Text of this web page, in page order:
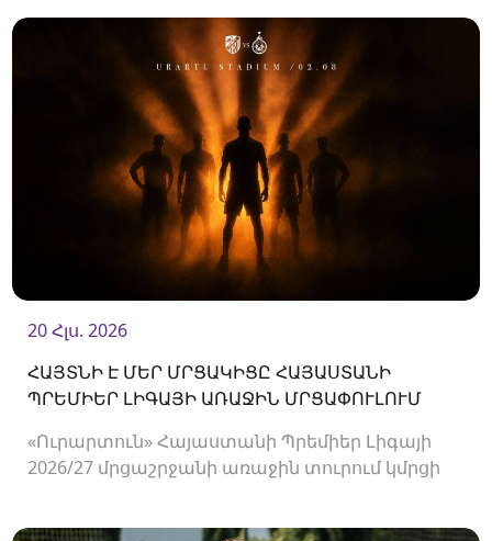
20 Հլս. 2026
ՀԱՅՏՆԻ Է ՄԵՐ ՄՐՑԱԿԻՑԸ ՀԱՅԱՍՏԱՆԻ
ՊՐԵՄԻԵՐ ԼԻԳԱՅԻ ԱՌԱՋԻՆ ՄՐՑԱՓՈՒԼՈՒՄ
«Ուրարտուն» Հայաստանի Պրեմիեր Լիգայի
2026/27 մրցաշրջանի առաջին տուրում կմրցի